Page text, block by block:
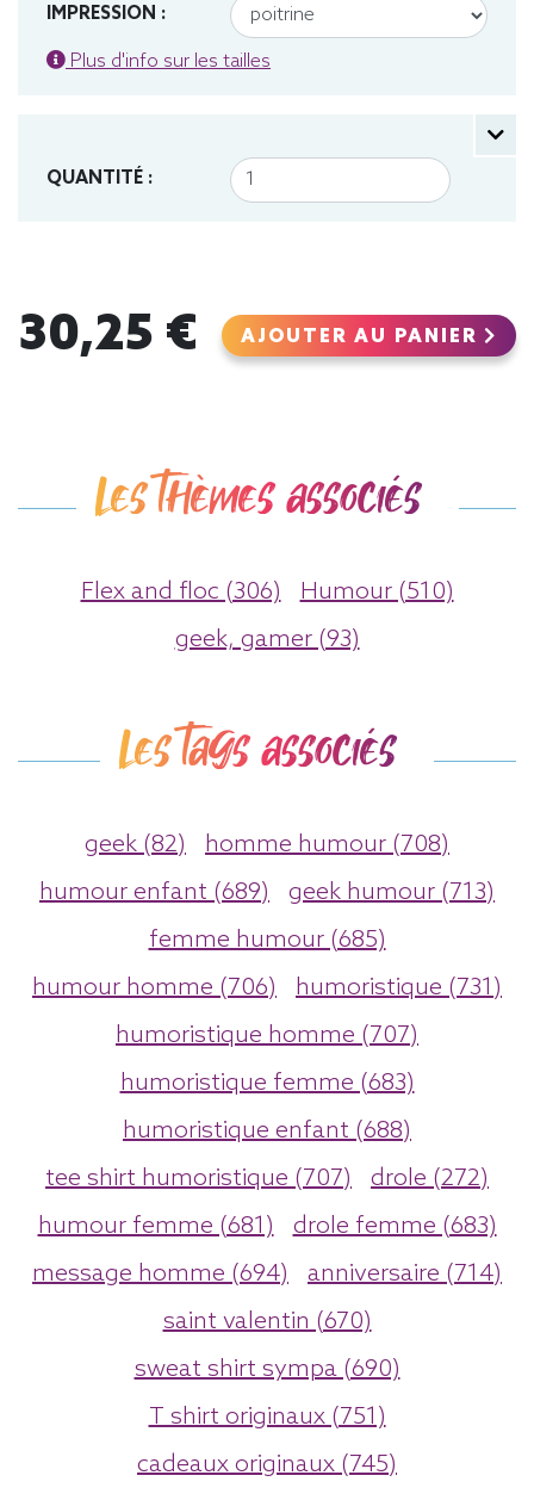
IMPRESSION :
Plus d'info sur les tailles
QUANTITÉ :
30,25 € AJOUTER AU PANIER
Les thèmes associés
Flex and floc (306)
Humour (510)
geek, gamer (93)
Les tags associés
geek (82)
homme humour (708)
humour enfant (689)
geek humour (713)
femme humour (685)
humour homme (706)
humoristique (731)
humoristique homme (707)
humoristique femme (683)
humoristique enfant (688)
tee shirt humoristique (707)
drole (272)
humour femme (681)
drole femme (683)
message homme (694)
anniversaire (714)
saint valentin (670)
sweat shirt sympa (690)
T shirt originaux (751)
cadeaux originaux (745)